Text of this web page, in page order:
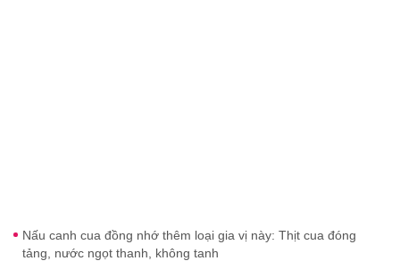
Nấu canh cua đồng nhớ thêm loại gia vị này: Thịt cua đóng
tảng, nước ngọt thanh, không tanh